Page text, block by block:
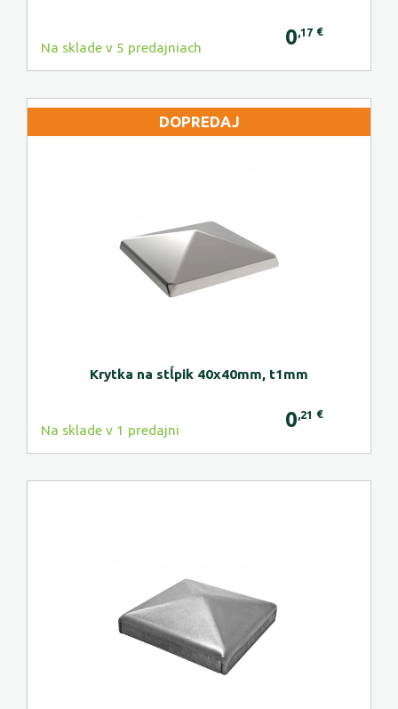
Na sklade v 5 predajniach 0 ,17 €
DOPREDAJ
Krytka na stĺpik 40x40mm, t1mm
Na sklade v 1 predajni 0 ,21 €